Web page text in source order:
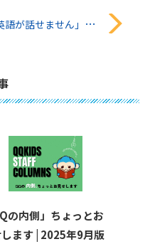
を伝える簡単なフレーズ！
の内側」ちょっとお
ます | 2025年9月版